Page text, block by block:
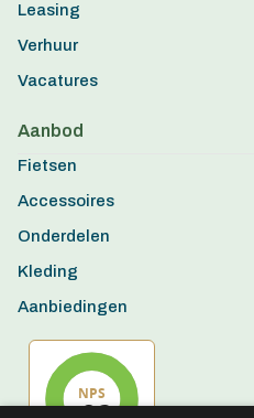
Leasing
Verhuur
Vacatures
Aanbod
Fietsen
Accessoires
Onderdelen
Kleding
Aanbiedingen